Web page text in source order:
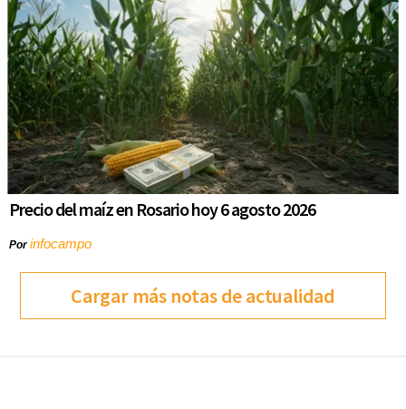
Precio del maíz en Rosario hoy 6 agosto 2026
Porinfocampo
Cargar más notas de actualidad